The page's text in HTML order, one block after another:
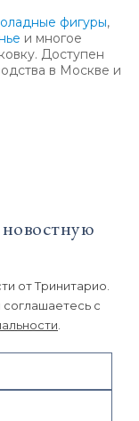
фигуры,
и многое
Доступен
в Москве и
от Тринитарио.
с